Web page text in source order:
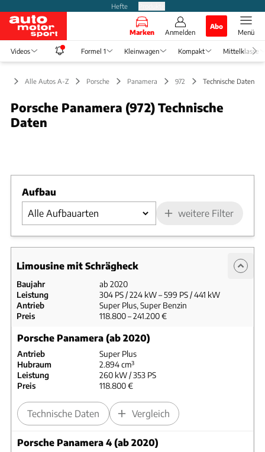
Hefte
Marken Anmelden
Abo
Menü
Videos Formel 1 Kleinwagen Kompakt Mittelklasse
Alle Autos A-Z Porsche Panamera 972 Technische Daten
Porsche Panamera (972) Technische
Daten
Aufbau
weitere Filter
Limousine mit Schrägheck
Baujahr
ab 2020
Leistung
304 PS / 224 kW – 599 PS / 441 kW
Antrieb
Super Plus, Super Benzin
Preis
118.800 – 241.200 €
Porsche Panamera (ab 2020)
Antrieb
Super Plus
Hubraum
2.894 cm³
Leistung
260 kW / 353 PS
Preis
118.800 €
Technische Daten Vergleich
Porsche Panamera 4 (ab 2020)